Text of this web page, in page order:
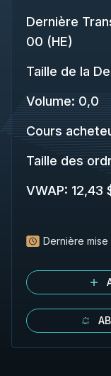
Dernière
00 (HE)
Taille de la
Volume: 0,0
Cours
Taille des
VWAP: 12,43
Dernière mise